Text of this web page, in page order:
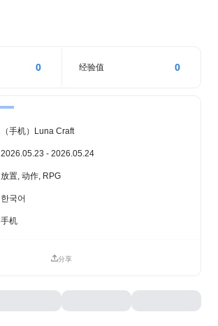
0 经验值 0
（手机）Luna Craft
2026.05.23 - 2026.05.24
放置, 动作, RPG
한국어
手机
分享